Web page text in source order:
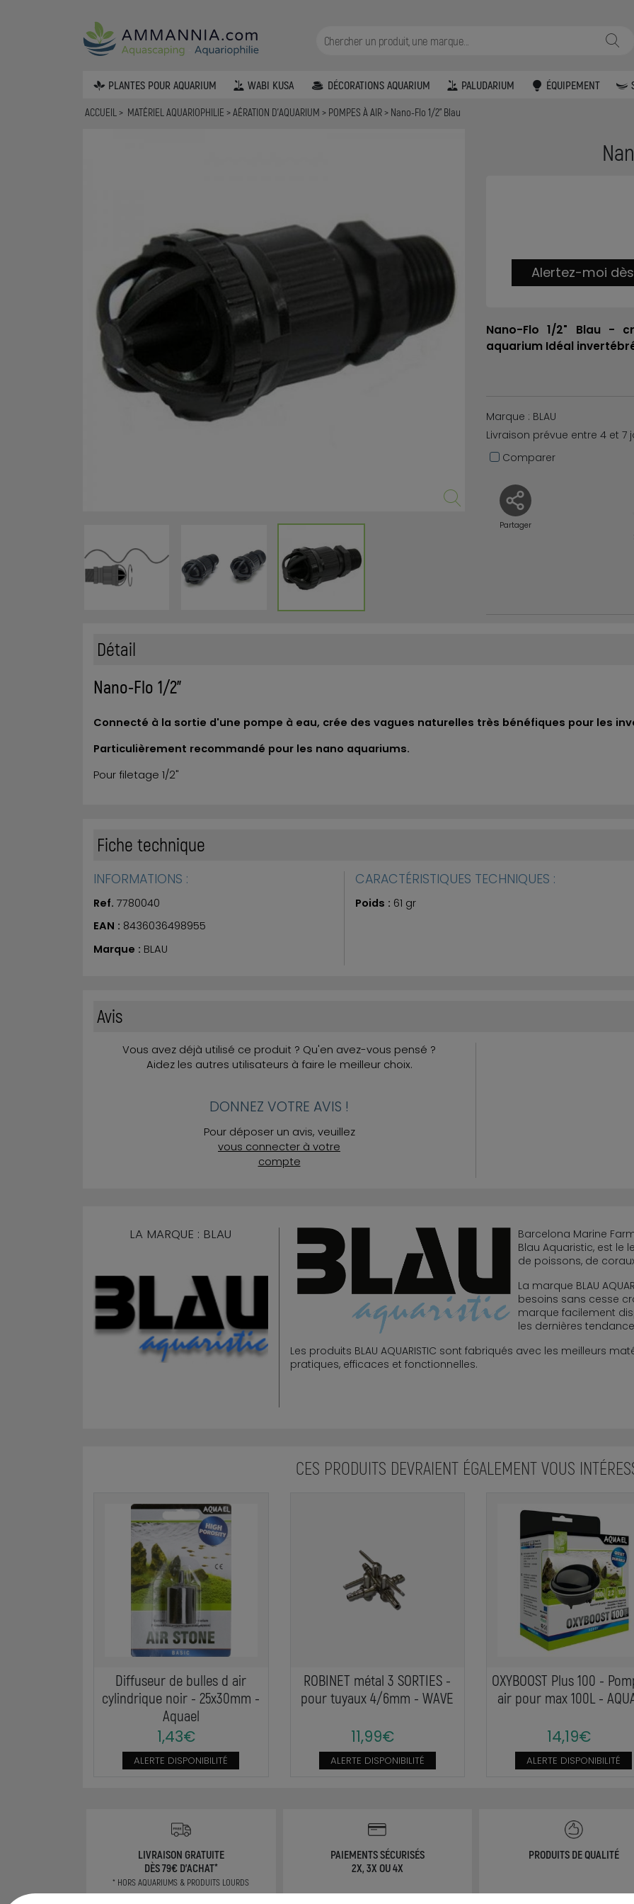
PLANTES POUR AQUARIUM WABI KUSA DÉCORATIONS AQUARIUM PALUDARIUM ÉQUIPEMENT
ACCUEIL MATÉRIEL AQUARIOPHILIE AÉRATION D'AQUARIUM POMPES À AIR Nano-Flo 1/2" Blau
Alertez-moi
Nano-Flo 1/2" Blau -
aquarium Idéal
Marque : BLAU
Livraison prévue entre 4 et 7
Comparer
Partager
Détail
Nano-Flo 1/2"
Connecté à la sortie d'une pompe à eau, crée des vagues naturelles très bénéfiques pour les
Particulièrement recommandé pour les nano aquariums.
Pour filetage 1/2"
Fiche technique
INFORMATIONS :
Ref. 7780040
EAN : 8436036498955
Marque : BLAU
CARACTÉRISTIQUES TECHNIQUES :
Poids : 61 gr
Avis
Vous avez déjà utilisé ce produit ? Qu'en avez-vous pensé ?
Aidez les autres utilisateurs à faire le meilleur choix.
DONNEZ VOTRE AVIS !
Pour déposer un avis, veuillez
vous connecter à votre
compte
LA MARQUE : BLAU
Barcelona Marine
Blau Aquaristic, est le
de poissons, de
La marque BLAU
besoins sans cesse
marque facilement
les dernières
Les produits BLAU AQUARISTIC sont fabriqués avec les meilleurs
pratiques, efficaces et fonctionnelles.
CES PRODUITS DEVRAIENT ÉGALEMENT VOUS
Diffuseur de bulles d air
cylindrique noir - 25x30mm -
Aquael
1,43€
ALERTE DISPONIBILITÉ
ROBINET métal 3 SORTIES -
pour tuyaux 4/6mm - WAVE
11,99€
ALERTE DISPONIBILITÉ
OXYBOOST Plus 100 -
air pour max 100L -
14,19€
ALERTE DISPONIBILITÉ
LIVRAISON GRATUITE
DÈS 79€ D'ACHAT*
* HORS AQUARIUMS & PRODUITS LOURDS
PAIEMENTS SÉCURISÉS
2X, 3X OU 4X
PRODUITS DE QUALITÉ